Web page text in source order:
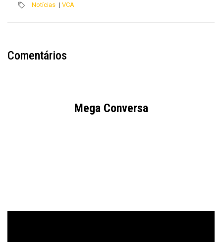
Notícias | VCA
Comentários
Mega Conversa